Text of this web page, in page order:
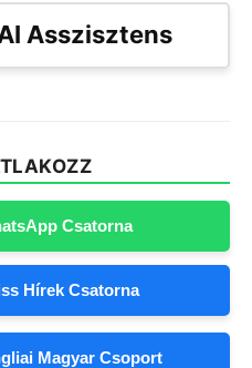
Asszisztens
Csatorna
Hírek Csatorna
Magyar Csoport